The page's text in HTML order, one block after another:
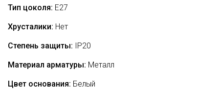
Тип цоколя: Е27
Хрусталики: Нет
Степень защиты: IP20
Материал арматуры: Металл
Цвет основания: Белый